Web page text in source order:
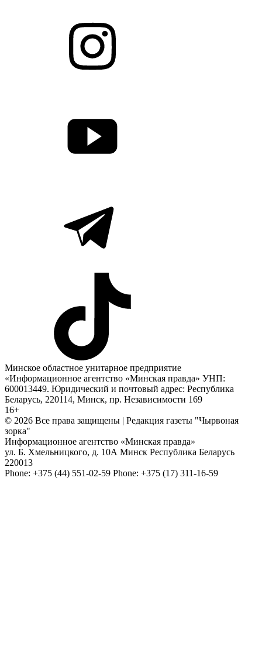
Минское областное унитарное предприятие
«Информационное агентство «Минская правда» УНП:
600013449. Юридический и почтовый адрес: Республика
Беларусь, 220114, Минск, пр. Независимости 169
16+
© 2026 Все права защищены | Редакция газеты "Чырвоная
зорка"
Информационное агентство «Минская правда»
ул. Б. Хмельницкого, д. 10А Минск Республика Беларусь
220013
Phone: +375 (44) 551-02-59 Phone: +375 (17) 311-16-59